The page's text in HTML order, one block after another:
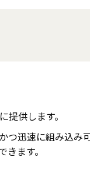
供します。
つ迅速に組み込み
ます。